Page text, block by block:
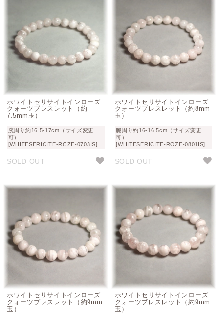
ホワイトセリサイトインローズ
クォーツブレスレット（約
7.5mm玉）
腕周り約16.5-17cm（サイズ変更
可）
[WHITESERICITE-ROZE-0703IS]
SOLD OUT
ホワイトセリサイトインローズ
クォーツブレスレット（約8mm
玉）
腕周り約16-16.5cm（サイズ変更
可）
[WHITESERICITE-ROZE-0801IS]
SOLD OUT
ホワイトセリサイトインローズ
クォーツブレスレット（約9mm
玉）
ホワイトセリサイトインローズ
クォーツブレスレット（約9mm
玉）